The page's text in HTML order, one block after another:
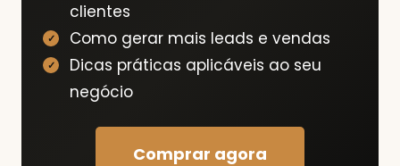
clientes
Como gerar mais leads e vendas
Dicas práticas aplicáveis ao seu
negócio
Comprar agora